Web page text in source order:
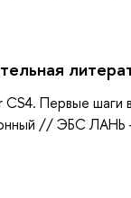
Первые шаги
// ЭБС